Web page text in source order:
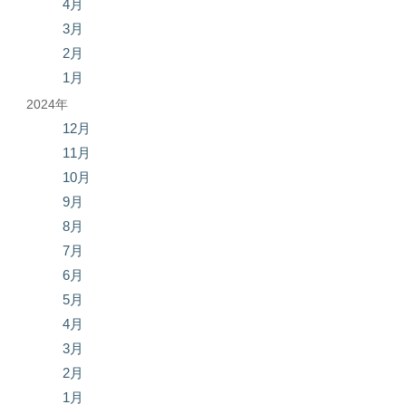
4月
3月
2月
1月
2024年
12月
11月
10月
9月
8月
7月
6月
5月
4月
3月
2月
1月